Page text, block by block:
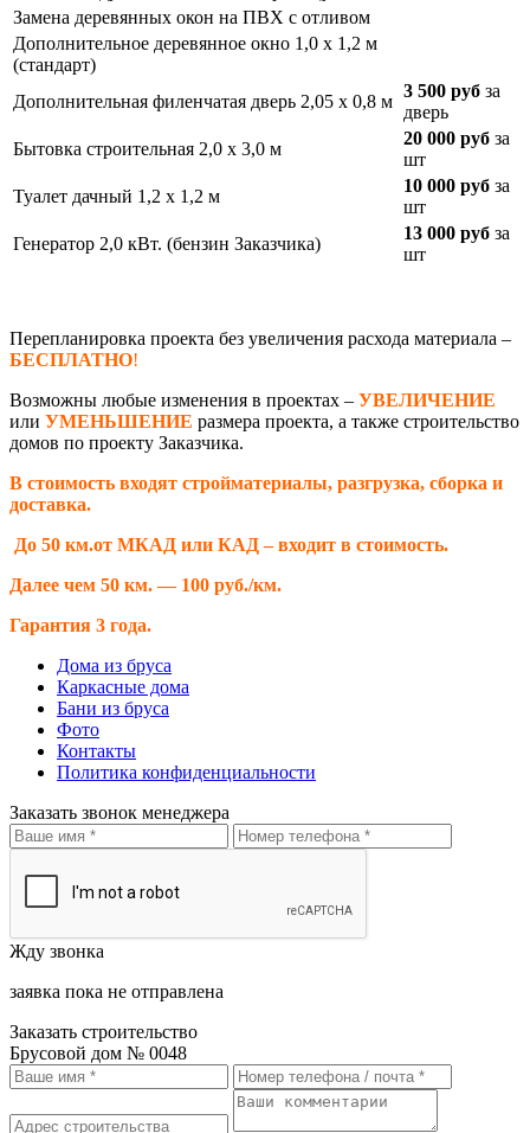
Замена деревянных окон на ПВХ с отливом
Дополнительное деревянное окно 1,0 х 1,2 м
(стандарт)
Дополнительная филенчатая дверь 2,05 х 0,8 м
3 500 руб за
дверь
Бытовка строительная 2,0 х 3,0 м
20 000 руб за
шт
Туалет дачный 1,2 х 1,2 м
10 000 руб за
шт
Генератор 2,0 кВт. (бензин Заказчика)
13 000 руб за
шт
Перепланировка проекта без увеличения расхода материала –
БЕСПЛАТНО!
Возможны любые изменения в проектах – УВЕЛИЧЕНИЕ
или УМЕНЬШЕНИЕ размера проекта, а также строительство
домов по проекту Заказчика.
В стоимость входят стройматериалы, разгрузка, сборка и
доставка.
До 50 км.от МКАД или КАД – входит в стоимость.
Далее чем 50 км. — 100 руб./км.
Гарантия 3 года.
Дома из бруса
Каркасные дома
Бани из бруса
Фото
Контакты
Политика конфиденциальности
Заказать звонок менеджера
Жду звонка
заявка пока не отправлена
Заказать строительство
Брусовой дом № 0048